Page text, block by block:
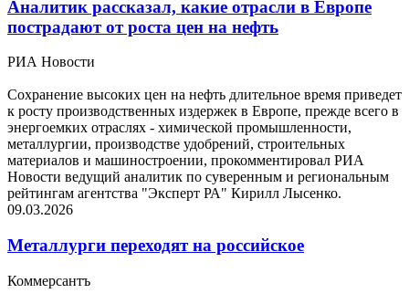
Аналитик рассказал, какие отрасли в Европе
пострадают от роста цен на нефть
РИА Новости
Сохранение высоких цен на нефть длительное время приведет
к росту производственных издержек в Европе, прежде всего в
энергоемких отраслях - химической промышленности,
металлургии, производстве удобрений, строительных
материалов и машиностроении, прокомментировал РИА
Новости ведущий аналитик по суверенным и региональным
рейтингам агентства "Эксперт РА" Кирилл Лысенко.
09.03.2026
Металлурги переходят на российское
Коммерсантъ